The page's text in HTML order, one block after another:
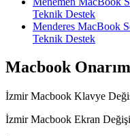
Teknik Destek
Menderes MacBook
Teknik Destek
Macbook Onarım
İzmir Macbook Klavye
İzmir Macbook Ekran